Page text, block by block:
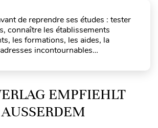
de reprendre ses études : tester
connaître les établissements
les formations, les aides, la
incontournables…
EMPFIEHLT
AUSSERDEM